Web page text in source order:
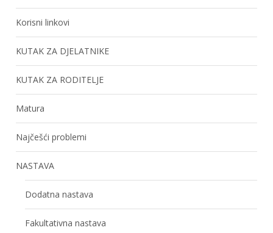
Korisni linkovi
KUTAK ZA DJELATNIKE
KUTAK ZA RODITELJE
Matura
Najčešći problemi
NASTAVA
Dodatna nastava
Fakultativna nastava